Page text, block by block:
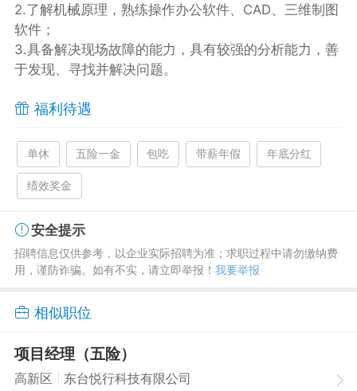
2.了解机械原理，熟练操作办公软件、CAD、三维制图
软件；
3.具备解决现场故障的能力，具有较强的分析能力，善
于发现、寻找并解决问题。
福利待遇
单休 五险一金 包吃 带薪年假 年底分红
绩效奖金
安全提示
招聘信息仅供参考，以企业实际招聘为准；求职过程中请勿缴纳费
用，谨防诈骗。如有不实，请立即举报！ 我要举报
相似职位
项目经理（五险）
高新区 东台悦行科技有限公司